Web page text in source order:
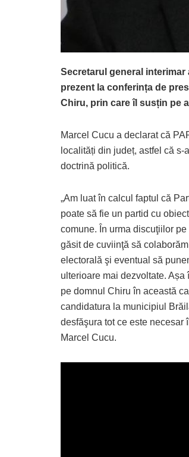
Secretarul general
prezent la conferința de
Chiru, prin care îl susțin pe
Marcel Cucu a declarat că
localități din județ, astfel că
doctrină politică.
„Am luat în calcul faptul că
poate să fie un partid cu
comune. În urma discuţiilor
găsit de cuviinţă să
electorală şi eventual să
ulterioare mai dezvoltate.
pe domnul Chiru în această
candidatura la municipiul
desfăşura tot ce este necesar
Marcel Cucu.